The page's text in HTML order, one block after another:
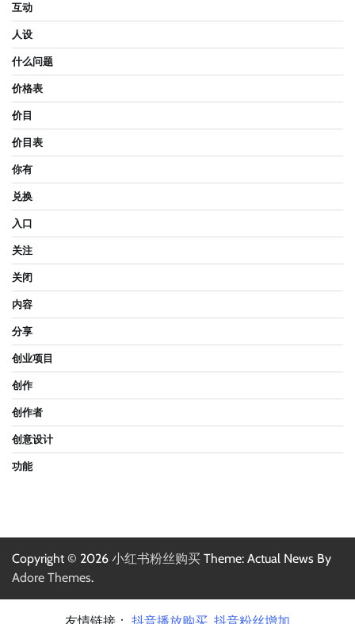
互动
人设
什么问题
价格表
价目
价目表
你有
兑换
入口
关注
关闭
内容
分享
创业项目
创作
创作者
创意设计
功能
Copyright © 2026 小红书粉丝购买 Theme: Actual News By
Adore Themes.
友情链接： 抖音播放购买 抖音粉丝增加